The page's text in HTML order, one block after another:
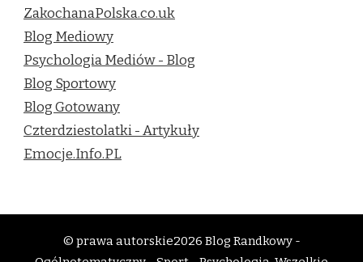
ZakochanaPolska.co.uk
Blog Mediowy
Psychologia Mediów - Blog
Blog Sportowy
Blog Gotowany
Czterdziestolatki - Artykuły
Emocje.Info.PL
© prawa autorskie2026 Blog Randkowy -